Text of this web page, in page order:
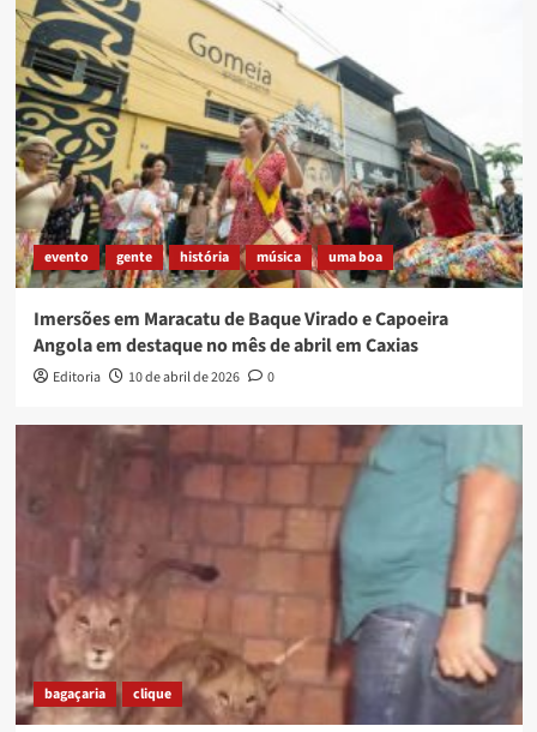
evento gente história música uma boa
Imersões em Maracatu de Baque Virado e Capoeira
Angola em destaque no mês de abril em Caxias
Editoria 10 de abril de 2026 0
bagaçaria clique